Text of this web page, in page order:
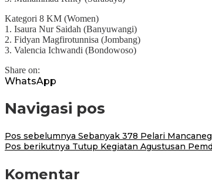
Kategori 8 KM (Women)
1. Isaura Nur Saidah (Banyuwangi)
2. Fidyan Magfirotunnisa (Jombang)
3. Valencia Ichwandi (Bondowoso)
Share on:
WhatsApp
Navigasi pos
Pos sebelumnya Sebanyak 378 Pelari
Pos berikutnya Tutup Kegiatan Agustusan
Komentar